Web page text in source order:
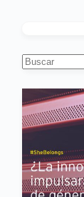
resultados